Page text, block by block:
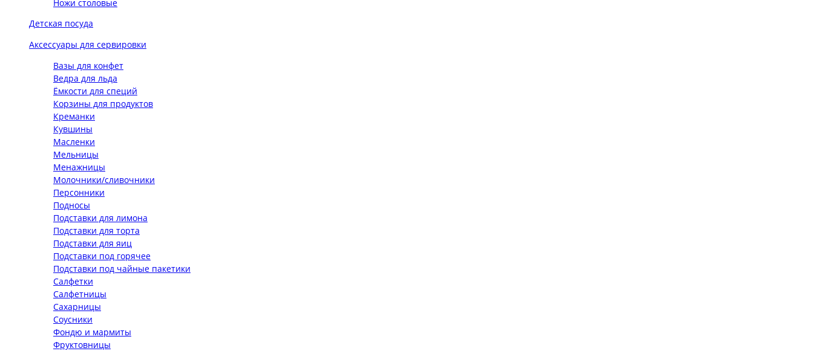
Ножи столовые
Детская посуда
Аксессуары для сервировки
Вазы для конфет
Ведра для льда
Ёмкости для специй
Корзины для продуктов
Креманки
Кувшины
Масленки
Мельницы
Менажницы
Молочники/сливочники
Персонники
Подносы
Подставки для лимона
Подставки для торта
Подставки для яиц
Подставки под горячее
Подставки под чайные пакетики
Салфетки
Салфетницы
Сахарницы
Соусники
Фондю и мармиты
Фруктовницы